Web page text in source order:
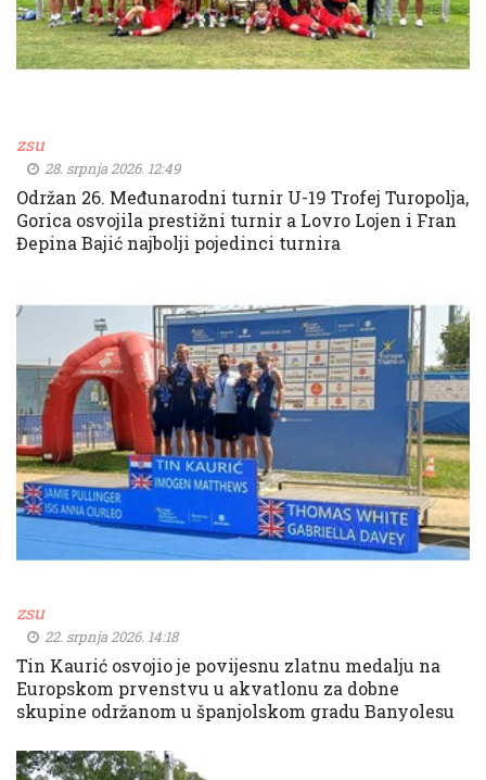
zsu
28. srpnja 2026. 12:49
Održan 26. Međunarodni turnir U-19 Trofej Turopolja,
Gorica osvojila prestižni turnir a Lovro Lojen i Fran
Đepina Bajić najbolji pojedinci turnira
zsu
22. srpnja 2026. 14:18
Tin Kaurić osvojio je povijesnu zlatnu medalju na
Europskom prvenstvu u akvatlonu za dobne
skupine održanom u španjolskom gradu Banyolesu